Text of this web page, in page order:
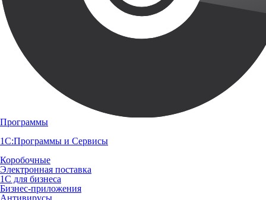
Программы
1С:Программы и Сервисы
Коробочные
Электронная поставка
1С для бизнеса
Бизнес-приложения